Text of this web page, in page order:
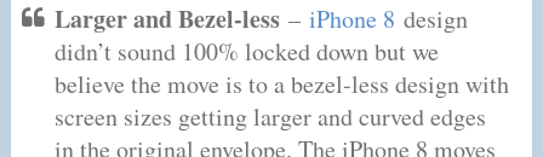
Larger and Bezel-less – iPhone 8 design
didn’t sound 100% locked down but we
believe the move is to a bezel-less design with
screen sizes getting larger and curved edges
in the original envelope. The iPhone 8 moves